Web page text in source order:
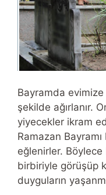
Bayramda
şekilde ağırlanır.
yiyecekler ikram
Ramazan
eğlenirler. Böylece
birbiriyle görüşüp
duyguların